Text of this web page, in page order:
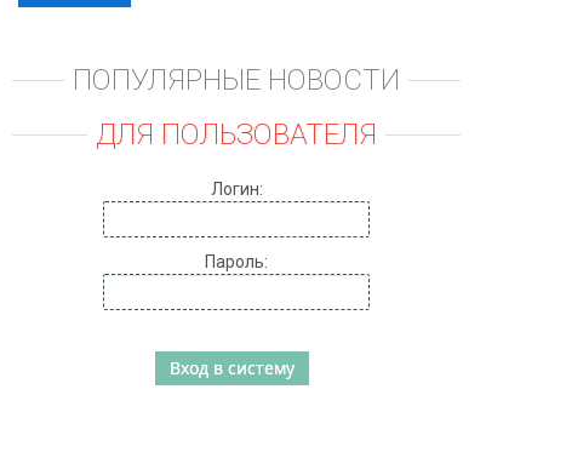
ПОПУЛЯРНЫЕ НОВОСТИ
ДЛЯ ПОЛЬЗОВАТЕЛЯ
Логин:
Пароль: